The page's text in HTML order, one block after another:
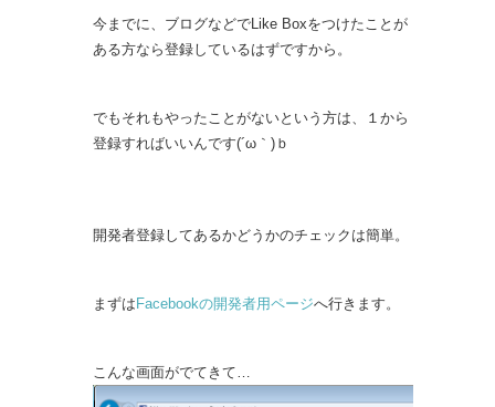
今までに、ブログなどでLike Boxをつけたことが
ある方なら登録しているはずですから。
でもそれもやったことがないという方は、１から
登録すればいいんです(´ω｀)ｂ
開発者登録してあるかどうかのチェックは簡単。
まずは Facebookの開発者用ページへ行きます。
こんな画面がでてきて…